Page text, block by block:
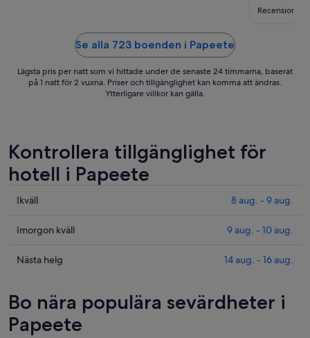
Recension
Se alla 723 boenden i Papeete
Lägsta pris per natt som vi hittade under de senaste 24 timmarna, baserat
på 1 natt för 2 vuxna. Priser och tillgänglighet kan komma att ändras.
Ytterligare villkor kan gälla.
Kontrollera tillgänglighet för
hotell i Papeete
Kolla
i
för
aug.
-
9
Ikväll 8 aug. - 9 aug.
Kolla
i
imorgon
natt,
9
Imorgon kväll 9 aug. - 10 aug.
Kolla
Papeete
inför
nästa
Nästa helg 14 aug. - 16 aug.
Bo nära populära sevärdheter i
Papeete